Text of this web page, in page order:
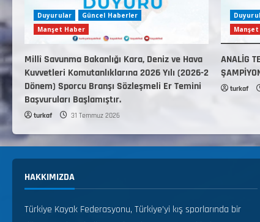
Duyurular
Güncel Haberler
Manşet Haber
Millî Savunma Bakanlığı Kara, Deniz ve Hava
Kuvvetleri Komutanlıklarına 2026 Yılı (2026-2
Dönem) Sporcu Branşı Sözleşmeli Er Temini
Başvuruları Başlamıştır.
turkaf 31 Temmuz 2026
ANALİG
turkaf
HAKKIMIZDA
Türkiye Kayak Federasyonu, Türkiye’yi kış sporlarında bir